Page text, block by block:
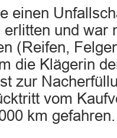
einen
und war
(Reifen,
die Klägerin
zur
vom
km gefahren.